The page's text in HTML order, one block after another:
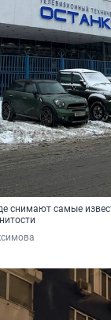
снимают самые